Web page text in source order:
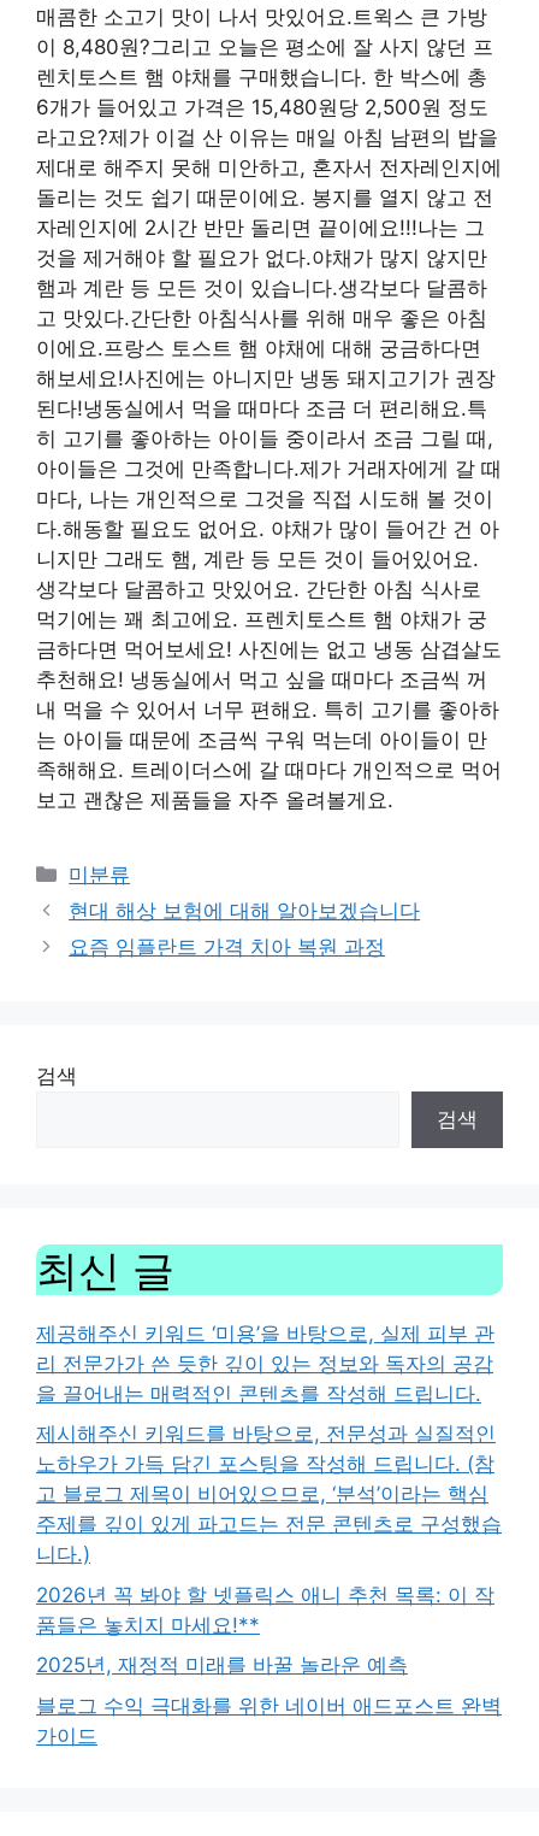
매콤한 소고기 맛이 나서 맛있어요.트윅스 큰 가방
이 8,480원?그리고 오늘은 평소에 잘 사지 않던 프
렌치토스트 햄 야채를 구매했습니다. 한 박스에 총
6개가 들어있고 가격은 15,480원당 2,500원 정도
라고요?제가 이걸 산 이유는 매일 아침 남편의 밥을
제대로 해주지 못해 미안하고, 혼자서 전자레인지에
돌리는 것도 쉽기 때문이에요. 봉지를 열지 않고 전
자레인지에 2시간 반만 돌리면 끝이에요!!!나는 그
것을 제거해야 할 필요가 없다.야채가 많지 않지만
햄과 계란 등 모든 것이 있습니다.생각보다 달콤하
고 맛있다.간단한 아침식사를 위해 매우 좋은 아침
이에요.프랑스 토스트 햄 야채에 대해 궁금하다면
해보세요!사진에는 아니지만 냉동 돼지고기가 권장
된다!냉동실에서 먹을 때마다 조금 더 편리해요.특
히 고기를 좋아하는 아이들 중이라서 조금 그릴 때,
아이들은 그것에 만족합니다.제가 거래자에게 갈 때
마다, 나는 개인적으로 그것을 직접 시도해 볼 것이
다.해동할 필요도 없어요. 야채가 많이 들어간 건 아
니지만 그래도 햄, 계란 등 모든 것이 들어있어요.
생각보다 달콤하고 맛있어요. 간단한 아침 식사로
먹기에는 꽤 최고에요. 프렌치토스트 햄 야채가 궁
금하다면 먹어보세요! 사진에는 없고 냉동 삼겹살도
추천해요! 냉동실에서 먹고 싶을 때마다 조금씩 꺼
내 먹을 수 있어서 너무 편해요. 특히 고기를 좋아하
는 아이들 때문에 조금씩 구워 먹는데 아이들이 만
족해해요. 트레이더스에 갈 때마다 개인적으로 먹어
보고 괜찮은 제품들을 자주 올려볼게요.
Categories
미분류
현대 해상 보험에 대해 알아보겠습니다
요즘 임플란트 가격 치아 복원 과정
검색
검색
최신 글
제공해주신 키워드 ‘미용’을 바탕으로, 실제 피부 관
리 전문가가 쓴 듯한 깊이 있는 정보와 독자의 공감
을 끌어내는 매력적인 콘텐츠를 작성해 드립니다.
제시해주신 키워드를 바탕으로, 전문성과 실질적인
노하우가 가득 담긴 포스팅을 작성해 드립니다. (참
고 블로그 제목이 비어있으므로, ‘분석’이라는 핵심
주제를 깊이 있게 파고드는 전문 콘텐츠로 구성했습
니다.)
2026년 꼭 봐야 할 넷플릭스 애니 추천 목록: 이 작
품들은 놓치지 마세요!**
2025년, 재정적 미래를 바꿀 놀라운 예측
블로그 수익 극대화를 위한 네이버 애드포스트 완벽
가이드